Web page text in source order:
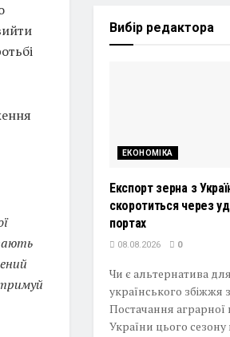
Вибір редактора
ЕКОНОМІКА
Експорт зерна з
скоротиться через
портах
08.08.2026 0
Чи є альтернатива
українського збіжжя
Постачання аграрної
України цього